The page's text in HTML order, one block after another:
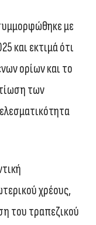
με
και εκτιμά ότι
ορίων και το
των
χρέους,
του τραπεζικού